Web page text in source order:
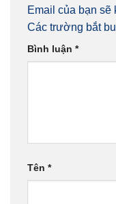
Email của bạn
Các trường bắt
Bình luận *
Tên *